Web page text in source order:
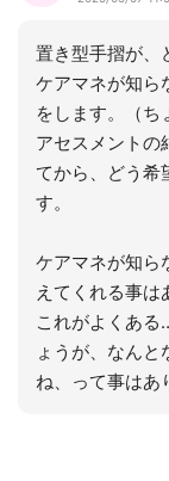
置き型手摺が、
ケアマネが知ら
をします。（ち
アセスメントの
てから、どう希
す。
ケアマネが知ら
えてくれる事は
これがよくあ
ょうが、なん
ね、って事はあ